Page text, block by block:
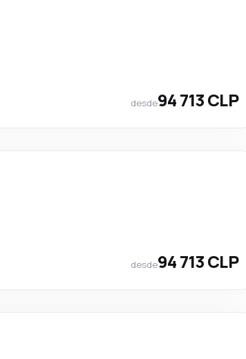
desde94 713 CLP
desde94 713 CLP